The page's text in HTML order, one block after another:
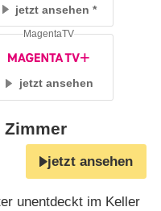
jetzt ansehen
jetzt ansehen
MagentaTV
Zimmer
jetzt ansehen
unentdeckt im Keller